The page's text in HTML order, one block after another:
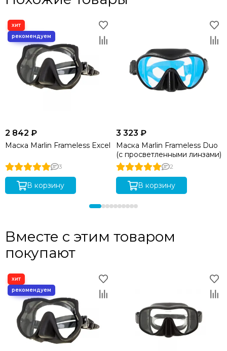
2 842 ₽
Маска Marlin Frameless Excel
3
В корзину
3 323 ₽
Маска Marlin Frameless Duo
(с просветленными линзами)
2
В корзину
Вместе с этим товаром
покупают